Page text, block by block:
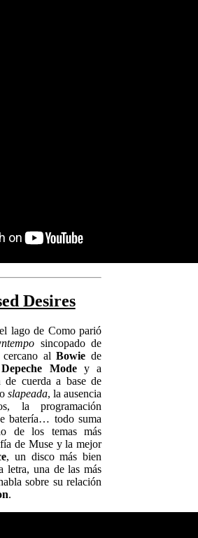
Desires
lago de Como parió
sincopado de
cercano alBowie de
Depeche Modey a
de cuerda a base de
slapeada, la ausencia
la programación
batería… todo suma
de los temas más
de Muse y la mejor
, un disco más bien
letra, una de las más
sobre su relación
.